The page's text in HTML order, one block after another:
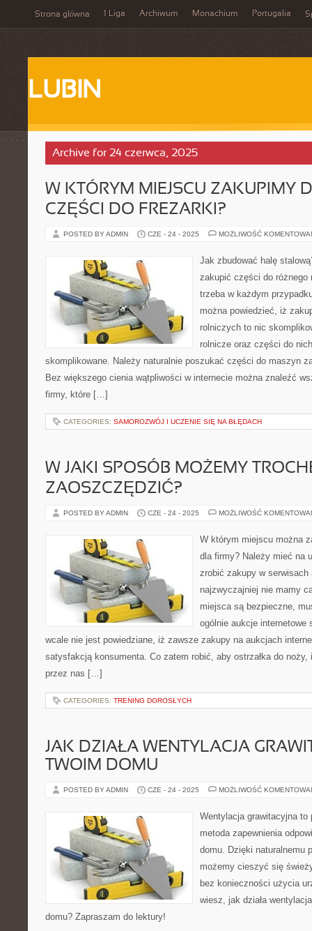
Strona główna 1 Liga Archiwum Monachium Portugalia
LUBIN
Archive for 24 czerwca, 2025
W KTÓRYM MIEJSCU ZAKUPIMY
CZĘŚCI DO FREZARKI?
POSTED BY ADMIN CZE - 24 - 2025 MOŻLIWOŚĆ
Jak zbudować halę
zakupić części do
trzeba w każdym
można powiedzieć, iż
rolniczych to nic
rolnicze oraz części do
skomplikowane. Należy naturalnie poszukać części do maszyn
Bez większego cienia wątpliwości w internecie można znaleźć
firmy, które […]
CATEGORIES: SAMOROZWÓJ I UCZENIE SIĘ NA BŁĘDACH
W JAKI SPOSÓB MOŻEMY
ZAOSZCZĘDZIĆ?
POSTED BY ADMIN CZE - 24 - 2025 MOŻLIWOŚĆ
W którym miejscu można
dla firmy? Należy mieć na
zrobić zakupy w
najzwyczajniej nie mamy
miejsca są bezpieczne,
ogólnie aukcje internetowe
wcale nie jest powiedziane, iż zawsze zakupy na aukcjach
satysfakcją konsumenta. Co zatem robić, aby ostrzałka do noży,
przez nas […]
CATEGORIES: TRENING DOROSŁYCH
JAK DZIAŁA WENTYLACJA
TWOIM DOMU
POSTED BY ADMIN CZE - 24 - 2025 MOŻLIWOŚĆ
Wentylacja grawitacyjna
metoda zapewnienia
domu. Dzięki naturalnemu
możemy cieszyć się
bez konieczności użycia
wiesz, jak działa
domu? Zapraszam do lektury!